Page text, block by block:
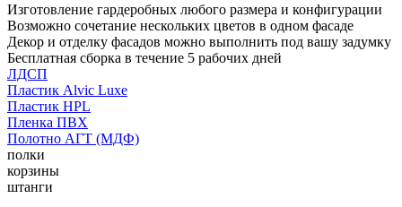
Изготовление гардеробных любого размера и конфигурации
Возможно сочетание нескольких цветов в одном фасаде
Декор и отделку фасадов можно выполнить под вашу задумку
Бесплатная сборка в течение 5 рабочих дней
ЛДСП
Пластик Alvic Luxe
Пластик HPL
Пленка ПВХ
Полотно АГТ (МДФ)
полки
корзины
штанги